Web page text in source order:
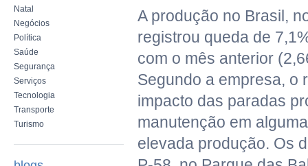
Natal
Negócios
Política
Saúde
Segurança
Serviços
Tecnologia
Transporte
Turismo
A produção no Brasil,
registrou queda de
com o mês anterior
Segundo a empresa, o
impacto das paradas
manutenção em
elevada produção. Os